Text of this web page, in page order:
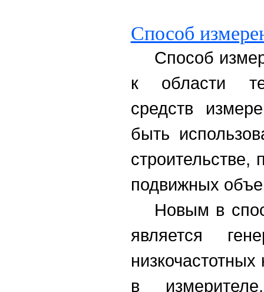
Способ
Способ
к области
средств
быть
подвижных
Новым в
является
в